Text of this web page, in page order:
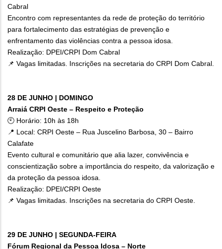
Cabral
Encontro com representantes da rede de proteção do território
para fortalecimento das estratégias de prevenção e
enfrentamento das violências contra a pessoa idosa.
Realização: DPEI/CRPI Dom Cabral
📌 Vagas limitadas. Inscrições na secretaria do CRPI Dom Cabral.
28 DE JUNHO | DOMINGO
Arraiá CRPI Oeste – Respeito e Proteção
🕙 Horário: 10h às 18h
📍 Local: CRPI Oeste – Rua Juscelino Barbosa, 30 – Bairro
Calafate
Evento cultural e comunitário que alia lazer, convivência e
conscientização sobre a importância do respeito, da valorização e
da proteção da pessoa idosa.
Realização: DPEI/CRPI Oeste
📌 Vagas limitadas. Inscrições na secretaria do CRPI Oeste.
29 DE JUNHO | SEGUNDA-FEIRA
Fórum Regional da Pessoa Idosa – Norte